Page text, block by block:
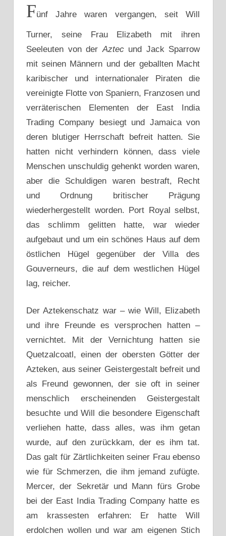
Fünf Jahre waren vergangen, seit Will
Turner, seine Frau Elizabeth mit ihren
Seeleuten von der Aztecund Jack Sparrow
mit seinen Männern und der geballten Macht
karibischer und internationaler Piraten die
vereinigte Flotte von Spaniern, Franzosen und
verräterischen Elementen der East India
Trading Company besiegt und Jamaica von
deren blutiger Herrschaft befreit hatten. Sie
hatten nicht verhindern können, dass viele
Menschen unschuldig gehenkt worden waren,
aber die Schuldigen waren bestraft, Recht
und Ordnung britischer Prägung
wiederhergestellt worden. Port Royal selbst,
das schlimm gelitten hatte, war wieder
aufgebaut und um ein schönes Haus auf dem
östlichen Hügel gegenüber der Villa des
Gouverneurs, die auf dem westlichen Hügel
lag, reicher.
Der Aztekenschatz war – wie Will, Elizabeth
und ihre Freunde es versprochen hatten –
vernichtet. Mit der Vernichtung hatten sie
Quetzalcoatl, einen der obersten Götter der
Azteken, aus seiner Geistergestalt befreit und
als Freund gewonnen, der sie oft in seiner
menschlich erscheinenden Geistergestalt
besuchte und Will die besondere Eigenschaft
verliehen hatte, dass alles, was ihm getan
wurde, auf den zurückkam, der es ihm tat.
Das galt für Zärtlichkeiten seiner Frau ebenso
wie für Schmerzen, die ihm jemand zufügte.
Mercer, der Sekretär und Mann fürs Grobe
bei der East India Trading Company hatte es
am krassesten erfahren: Er hatte Will
erdolchen wollen und war am eigenen Stich